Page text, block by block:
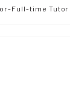
Full-time Tutor